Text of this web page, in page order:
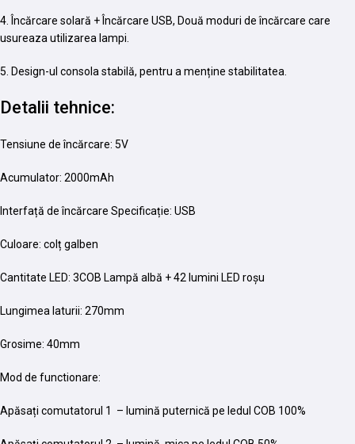
4. Încărcare solară + Încărcare USB, Două moduri de încărcare care
usureaza utilizarea lampi.
5. Design-ul consola stabilă, pentru a menține stabilitatea.
Detalii tehnice:
Tensiune de încărcare: 5V
Acumulator: 2000mAh
Interfață de încărcare Specificație: USB
Culoare: colț galben
Cantitate LED: 3COB Lampă albă + 42 lumini LED roșu
Lungimea laturii: 270mm
Grosime: 40mm
Mod de functionare:
Apăsați comutatorul 1 – lumină puternică pe ledul COB 100%